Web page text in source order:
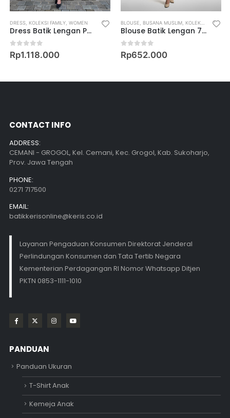
DRESS, KOLEKSI FAMILY, WOMEN
Dress Batik Lengan Pendek Motif Keris Ajeng Kinasih
0out of 5
Rp1.118.000
BLOUSE BUSANA MUSLIM, KOLEKSI FAMILY
Blouse Batik Lengan 7/8 Motif Keris Krengga Winda
0out of 5
Rp652.000
CONTACT INFO
ADDRESS:
CEMANI - GROGOL, Kel. Cemani, Kec. Grogol, Kab. Sukoharjo,
Prov. Jawa Tengah
PHONE:
0271 717500
EMAIL:
batikkerisonline@keris.co.id
Layanan Pengaduan Konsumen Direktorat Jenderal
Perlindungan Konsumen dan Tata Tertib Negara
Kementerian Perdagangan RI Nomor Whatsapp Ditjen
PKTN 0853-1111-1010
PANDUAN
Panduan Ukuran
T-Shirt Anak
Kemeja Anak